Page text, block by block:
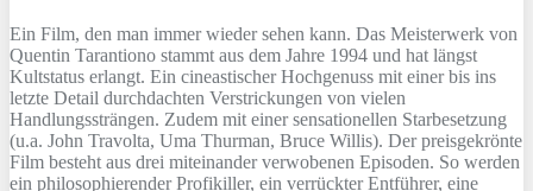
Ein Film, den man immer wieder sehen kann. Das Meisterwerk von
Quentin Tarantiono stammt aus dem Jahre 1994 und hat längst
Kultstatus erlangt. Ein cineastischer Hochgenuss mit einer bis ins
letzte Detail durchdachten Verstrickungen von vielen
Handlungssträngen. Zudem mit einer sensationellen Starbesetzung
(u.a. John Travolta, Uma Thurman, Bruce Willis). Der preisgekrönte
Film besteht aus drei miteinander verwobenen Episoden. So werden
ein philosophierender Profikiller, ein verrückter Entführer, eine